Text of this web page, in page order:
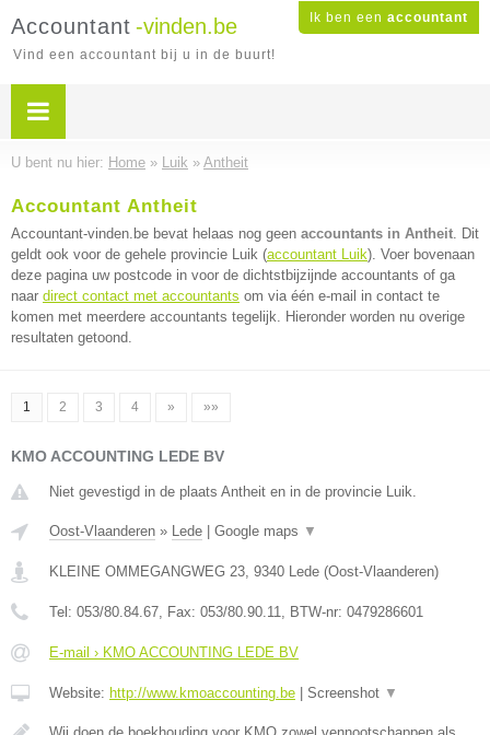
Ik ben een accountant
Accountant -vinden.be
Vind een accountant bij u in de buurt!
U bent nu hier: Home » Luik » Antheit
Accountant Antheit
Accountant-vinden.be bevat helaas nog geen accountants in Antheit. Dit
geldt ook voor de gehele provincie Luik (accountant Luik). Voer bovenaan
deze pagina uw postcode in voor de dichtstbijzijnde accountants of ga
naar direct contact met accountants om via één e-mail in contact te
komen met meerdere accountants tegelijk. Hieronder worden nu overige
resultaten getoond.
1 2 3 4 » »»
KMO ACCOUNTING LEDE BV
Niet gevestigd in de plaats Antheit en in de provincie Luik.
Oost-Vlaanderen » Lede Google maps ▼
KLEINE OMMEGANGWEG 23, 9340 Lede (Oost-Vlaanderen)
Tel: 053/80.84.67, Fax: 053/80.90.11, BTW-nr: 0479286601
E-mail › KMO ACCOUNTING LEDE BV
Website: http://www.kmoaccounting.be Screenshot ▼